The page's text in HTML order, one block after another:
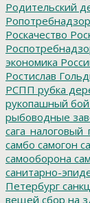
Родительский
Ропотребнадзор
Роскачество
экономика
Ростислав
РСПП рубка
рукопашный бой
рыбоводные
самбо самогон
самооборона
санитарно-
Петербург
вещей сбор на